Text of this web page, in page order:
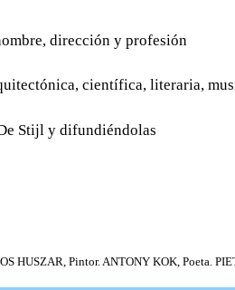
dirección y profesión
científica, literaria,
Stijl y difundiéndolas
HUSZAR, Pintor. ANTONY KOK, Poeta.